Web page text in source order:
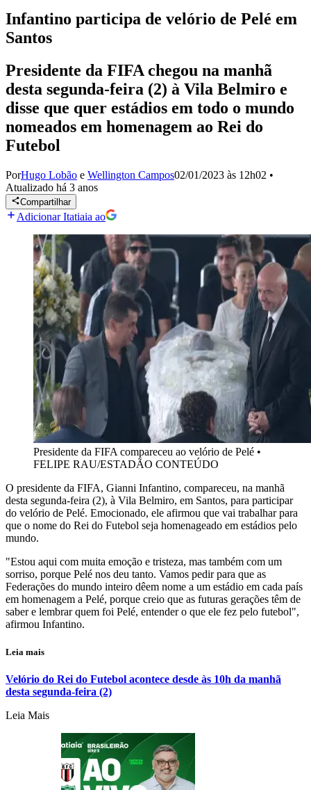
Infantino participa de velório de Pelé em
Santos
Presidente da FIFA chegou na manhã
desta segunda-feira (2) à Vila Belmiro e
disse que quer estádios em todo o mundo
nomeados em homenagem ao Rei do
Futebol
PorHugo Lobão e Wellington Campos02/01/2023 às 12h02 •
Atualizado há 3 anos
Compartilhar
Adicionar Itatiaia ao
Presidente da FIFA compareceu ao velório de Pelé •
FELIPE RAU/ESTADÃO CONTEÚDO
O presidente da FIFA, Gianni Infantino, compareceu, na manhã
desta segunda-feira (2), à Vila Belmiro, em Santos, para participar
do velório de Pelé. Emocionado, ele afirmou que vai trabalhar para
que o nome do Rei do Futebol seja homenageado em estádios pelo
mundo.
"Estou aqui com muita emoção e tristeza, mas também com um
sorriso, porque Pelé nos deu tanto. Vamos pedir para que as
Federações do mundo inteiro dêem nome a um estádio em cada país
em homenagem a Pelé, porque creio que as futuras gerações têm de
saber e lembrar quem foi Pelé, entender o que ele fez pelo futebol",
afirmou Infantino.
Leia mais
Velório do Rei do Futebol acontece desde às 10h da manhã
desta segunda-feira (2)
Leia Mais